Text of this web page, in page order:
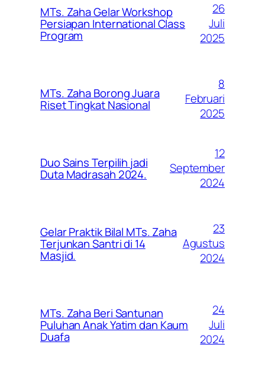
MTs. Zaha Gelar Workshop
Persiapan International Class
Program
26
Juli
2025
MTs. Zaha Borong Juara
Riset Tingkat Nasional
8
Februari
2025
Duo Sains Terpilih jadi
Duta Madrasah 2024.
12
September
2024
Gelar Praktik Bilal MTs. Zaha
Terjunkan Santri di 14
Masjid.
23
Agustus
2024
MTs. Zaha Beri Santunan
Puluhan Anak Yatim dan Kaum
Duafa
24
Juli
2024